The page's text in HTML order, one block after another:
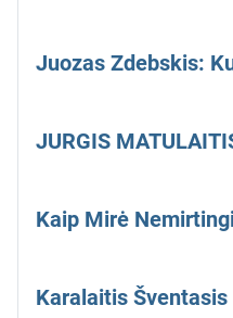
Juozas Zdebskis:
JURGIS
Kaip Mirė
Karalaitis